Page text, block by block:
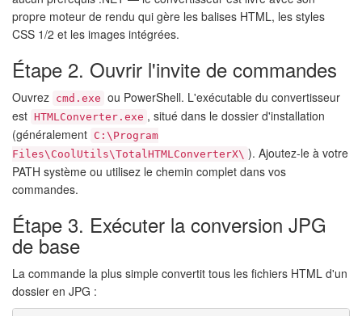
propre moteur de rendu qui gère les balises HTML, les styles
CSS 1/2 et les images intégrées.
Étape 2. Ouvrir l'invite de commandes
Ouvrez cmd.exe ou PowerShell. L'exécutable du convertisseur
est HTMLConverter.exe , situé dans le dossier d'installation
(généralement C:\Program
Files\CoolUtils\TotalHTMLConverterX\ ). Ajoutez-le à votre
PATH système ou utilisez le chemin complet dans vos
commandes.
Étape 3. Exécuter la conversion JPG
de base
La commande la plus simple convertit tous les fichiers HTML d'un
dossier en JPG :